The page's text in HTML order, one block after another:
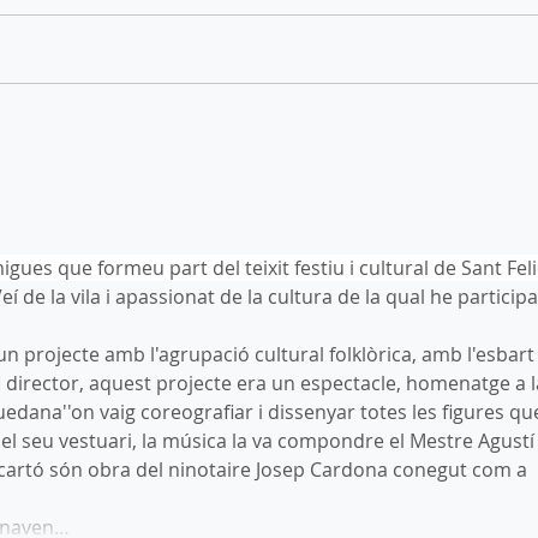
que formeu part del teixit festiu i cultural de Sant
de la vila i apassionat de la cultura de la qual he
projecte amb l'agrupació cultural folklòrica, amb
aquest projecte era un espectacle, homenatge a
vaig coreografiar i dissenyar totes les figures
seu vestuari, la música la va compondre el Mestre Agustí
són obra del ninotaire Josep Cardona conegut com a